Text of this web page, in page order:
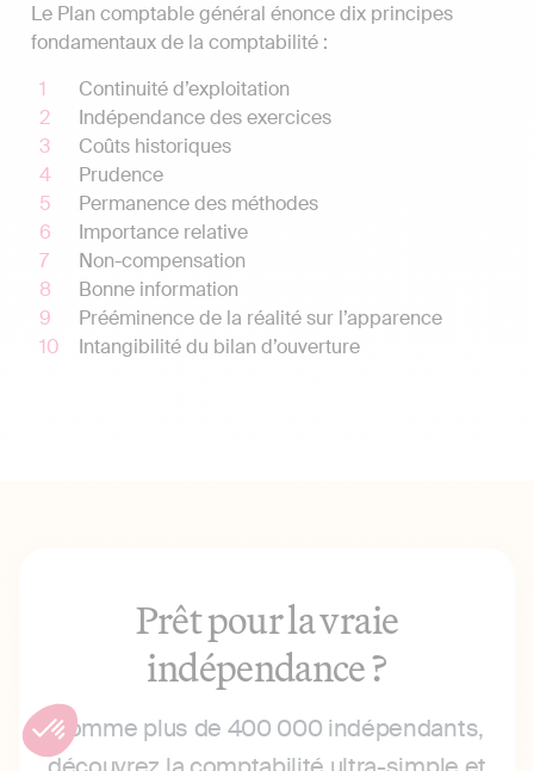
Le Plan comptable général énonce dix principes
fondamentaux de la comptabilité :
Continuité d’exploitation
Indépendance des exercices
Coûts historiques
Prudence
Permanence des méthodes
Importance relative
Non-compensation
Bonne information
Prééminence de la réalité sur l’apparence
Intangibilité du bilan d’ouverture
Prêt pour la vraie
indépendance ?
Comme plus de 400 000 indépendants,